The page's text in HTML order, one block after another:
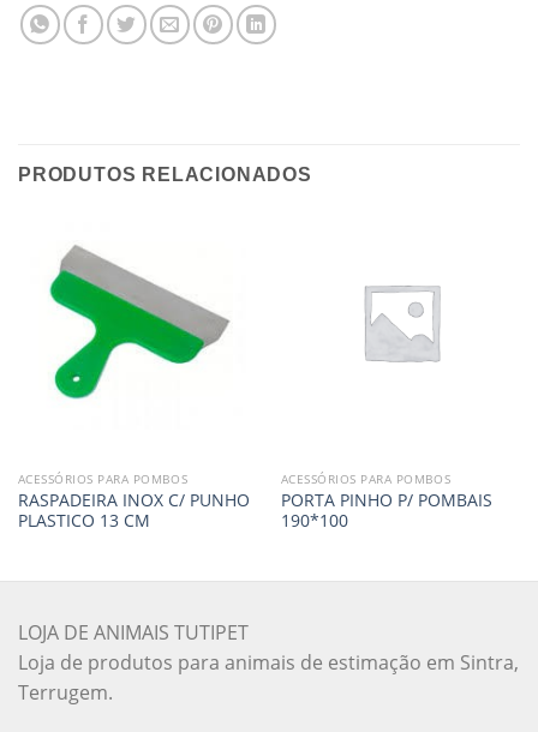
PRODUTOS RELACIONADOS
ACESSÓRIOS PARA POMBOS
RASPADEIRA INOX C/ PUNHO
PLASTICO 13 CM
ACESSÓRIOS PARA POMBOS
PORTA PINHO P/ POMBAIS
190*100
LOJA DE ANIMAIS TUTIPET
Loja de produtos para animais de estimação em Sintra,
Terrugem.